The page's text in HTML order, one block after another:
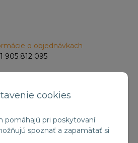
cookies
pomáhajú pri poskytovaní
spoznať a zapamätať si
o objednávkach
905 812 095
nad 55 €
na sklade